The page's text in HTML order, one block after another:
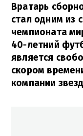
Вратарь
стал одним из
чемпионата
40-летний
является
скором
компании